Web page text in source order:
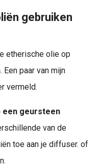
gebruiken
etherische olie op
paar van mijn
vermeld.
een geursteen
van de
toe aan je diffuser. of